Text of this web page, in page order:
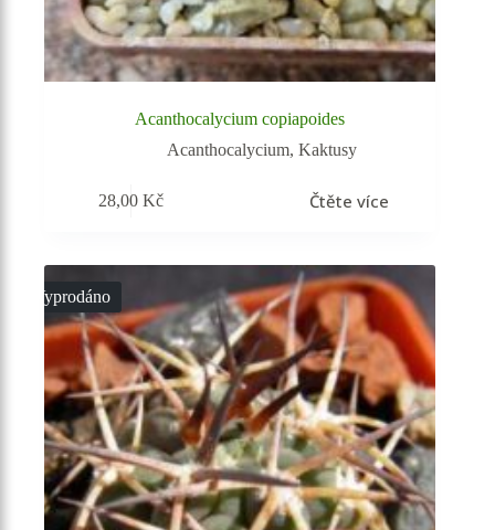
Acanthocalycium copiapoides
Acanthocalycium,Kaktusy
28,00Kč Čtěte více
Vyprodáno